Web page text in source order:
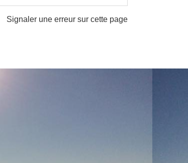
Signaler une erreur sur cette page